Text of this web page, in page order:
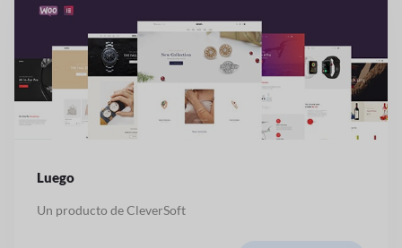
Luego
Un producto de CleverSoft